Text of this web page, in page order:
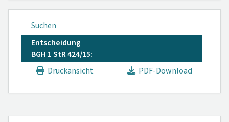
Suchen
Entscheidung
BGH 1 StR 424/15:
Druckansicht
PDF-Download